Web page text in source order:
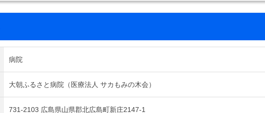
病院
大朝ふるさと病院（医療法人 サカもみの木会）
731-2103 広島県山県郡北広島町新庄2147-1